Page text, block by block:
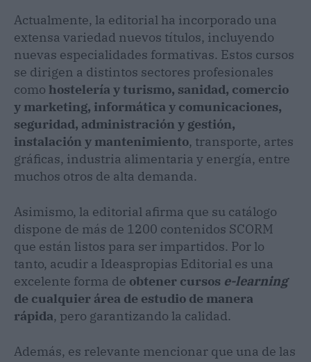
Actualmente, la editorial ha incorporado una
extensa variedad nuevos títulos, incluyendo
nuevas especialidades formativas. Estos cursos
se dirigen a distintos sectores profesionales
como hostelería y turismo, sanidad, comercio
y marketing, informática y comunicaciones,
seguridad, administración y gestión,
instalación y mantenimiento, transporte, artes
gráficas, industria alimentaria y energía, entre
muchos otros de alta demanda.
Asimismo, la editorial afirma que su catálogo
dispone de más de 1200 contenidos SCORM
que están listos para ser impartidos. Por lo
tanto, acudir a Ideaspropias Editorial es una
excelente forma de obtener cursos e-learning
de cualquier área de estudio de manera
rápida, pero garantizando la calidad.
Además, es relevante mencionar que una de las